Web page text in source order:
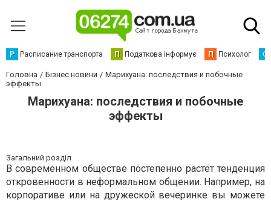
Р Расписание транспорта П Податкова інформує П Психолог С
Головна Бізнес новини
Марихуана: последствия и побочные
эффекты
Марихуана: последствия и побочные
эффекты
Загальний розділ
В современном обществе постепенно растёт тенденция
откровенности в неформальном общении. Например, на
корпоративе или на дружеской вечеринке вы можете